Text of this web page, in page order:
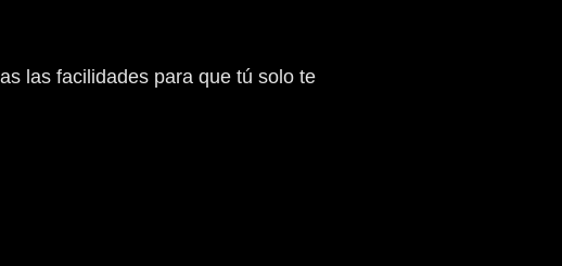
las facilidades para que tú solo te